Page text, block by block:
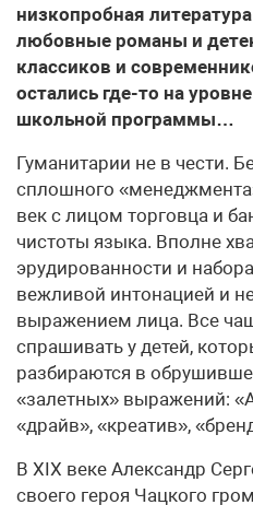
низкопробная
любовные романы и
классиков и
остались где-то на
школьной программы…
Гуманитарии не в чести.
сплошного
век с лицом торговца и
чистоты языка. Вполне
эрудированности и
вежливой интонацией и
выражением лица. Все
спрашивать у детей,
разбираются в
«залетных» выражений:
«драйв», «креатив»,
В XIX веке Александр
своего героя Чацкого